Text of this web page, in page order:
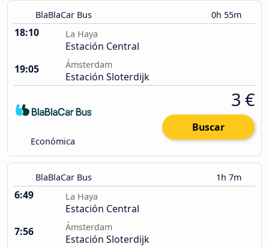
BlaBlaCar Bus 0h 55m
18:10 La Haya
Estación Central
19:05
Ámsterdam
Estación Sloterdijk
Económica
3 €
Buscar
BlaBlaCar Bus 1h 7m
6:49 La Haya
Estación Central
7:56
Ámsterdam
Estación Sloterdijk